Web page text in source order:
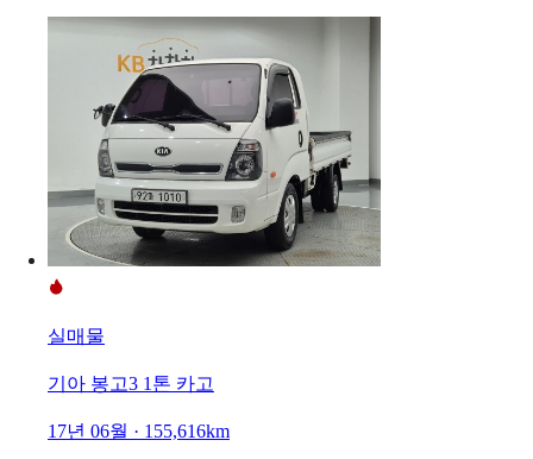
실매물
기아 봉고3 1톤 카고
17년 06월 · 155,616km